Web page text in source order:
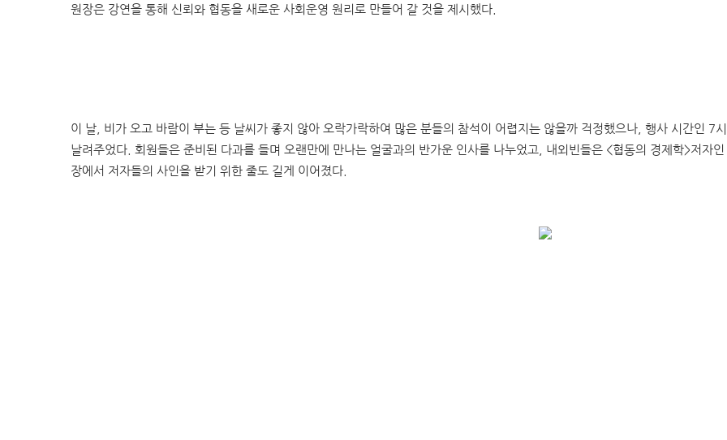
원장은 강연을 통해 신뢰와 협동을 새로운 사회운영 원리로 만들어 갈 것을 제시했다.
이 날, 비가 오고 바람이 부는 등 날씨가 좋지 않아 오락가락하여 많은 분들의 참석이 어렵지는 않을까 걱정했으나, 행사 시간인 7
날려주었다. 회원들은 준비된 다과를 들며 오랜만에 만나는 얼굴과의 반가운 인사를 나누었고, 내외빈들은 <협동의 경제학>저자
장에서 저자들의 사인을 받기 위한 줄도 길게 이어졌다.